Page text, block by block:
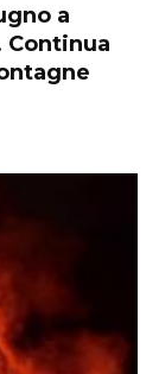
a
Continua